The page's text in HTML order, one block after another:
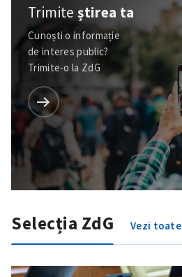
Trimiteștirea ta
Cunoști o informație
de interes public?
Trimite-o la ZdG
Selecția ZdG Vezi toate